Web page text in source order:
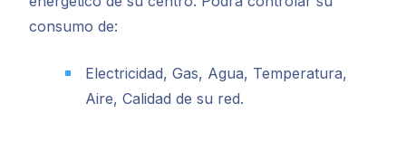
consumo de:
Electricidad, Gas, Agua, Temperatura,
Aire, Calidad de su red.